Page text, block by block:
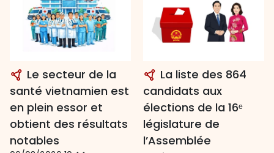
Le secteur de la
santé vietnamien est
en plein essor et
obtient des résultats
notables
La liste des 864
candidats aux
élections de la 16ᵉ
législature de
l’Assemblée